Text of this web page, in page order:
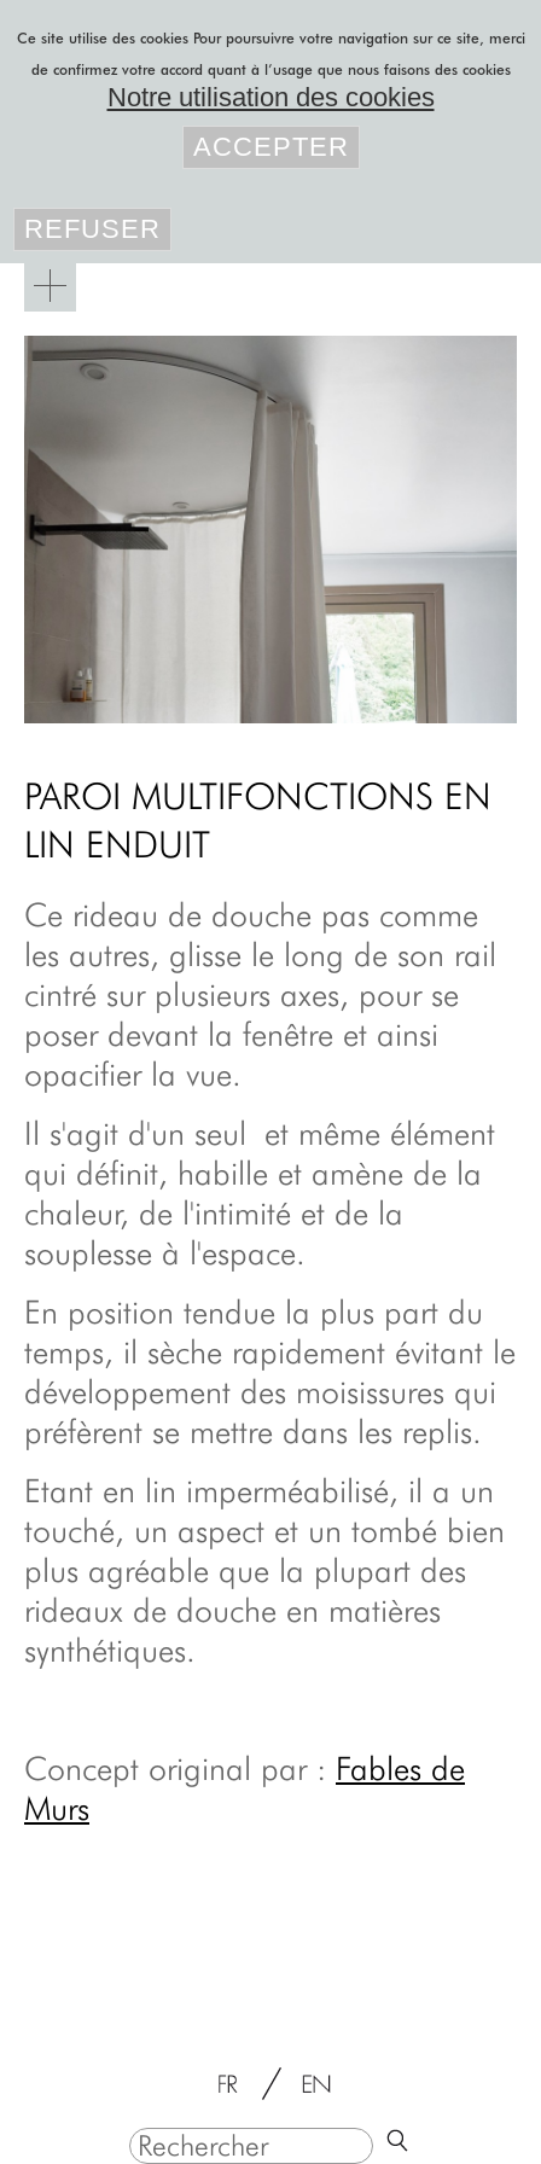
projets b to b
projets b to c
r&d
feutre acoustique
panneaux japonais
rideaux sur mesure
stores sur mesure
blog
à propos
vidéos
points de vente
presse
contact/devis/newsletter
plan du site
mentions
légales/cgu/confidentialité
Vous êtes iciprojets b to c »
salles de bain »
Panneaux/portes
de placard
Panneaux
Sas
de
salle
Paroi
en lin enduit
dans
villa
privée
Panneaux/fresque
Store
enrouleur
PAROI MULTIFONCTIONS EN
LIN ENDUIT
Ce rideau de douche pas comme
les autres, glisse le long de son rail
cintré sur plusieurs axes, pour se
poser devant la fenêtre et ainsi
opacifier la vue.
Il s'agit d'un seul et même élément
qui définit, habille et amène de la
chaleur, de l'intimité et de la
souplesse à l'espace.
En position tendue la plus part du
temps, il sèche rapidement évitant le
développement des moisissures qui
préfèrent se mettre dans les replis.
Etant en lin imperméabilisé, il a un
touché, un aspect et un tombé bien
plus agréable que la plupart des
rideaux de douche en matières
synthétiques.
Concept original par : Fables de
Murs
Ce site utilise des cookies Pour poursuivre votre navigation sur ce site, merci
de confirmez votre accord quant à l’usage que nous faisons des cookies
Notre utilisation des cookies
ACCEPTER
REFUSER